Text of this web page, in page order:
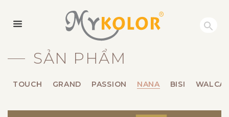
MYKOLOR
SẢN PHẨM
TOUCH GRAND PASSION NANA BISI